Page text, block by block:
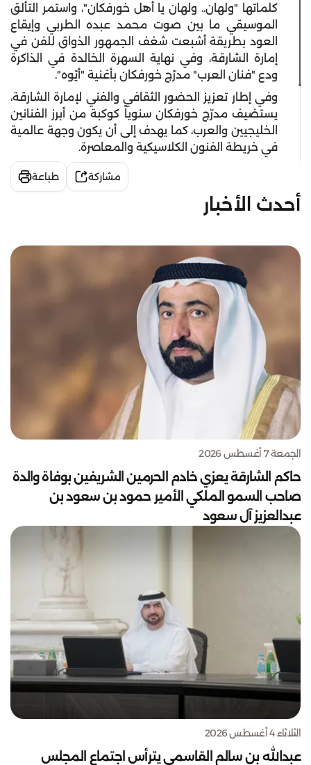
كلماتها "ولهان.. ولهان يا أهل خورفكان"، واستمر التألق
الموسيقي ما بين صوت محمد عبده الطربي وإيقاع
العود بطريقة أشبعت شغف الجمهور الذواق للفن في
إمارة الشارقة، وفي نهاية السهرة الخالدة في الذاكرة
ودع "فنان العرب" مدرّج خورفكان بأغنية "أيّوه".
وفي إطار تعزيز الحضور الثقافي والفني لإمارة الشارقة،
يستضيف مدرّج خورفكان سنوياً كوكبة من أبرز الفنانين
الخليجيين والعرب، كما يهدف إلى أن يكون وجهة عالمية
في خريطة الفنون الكلاسيكية والمعاصرة.
مشاركة طباعة
أحدث الأخبار
الجمعة 7 أغسطس 2026
حاكم الشارقة يعزي خادم الحرمين الشريفين بوفاة والدة
صاحب السمو الملكي الأمير حمود بن سعود بن
عبدالعزيز آل سعود
الثلاثاء 4 أغسطس 2026
عبدالله بن سالم القاسمي يترأس اجتماع المجلس